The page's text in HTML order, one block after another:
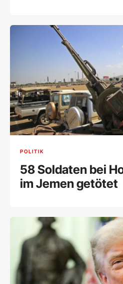
POLITIK
58 Soldaten bei
im Jemen getötet